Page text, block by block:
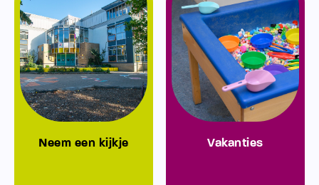
Neem een kijkje Vakanties